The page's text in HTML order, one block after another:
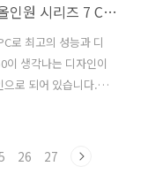
올인원 PC 시리즈9 DM-900A7A-A71 올인원 시리즈 7 CES2012 후기
로 최고의 성능과 디
이 생각나는 디자인이
로 되어 있습니다.
용하고 1TB의 하드
서는 거의 최고의 사
26 27